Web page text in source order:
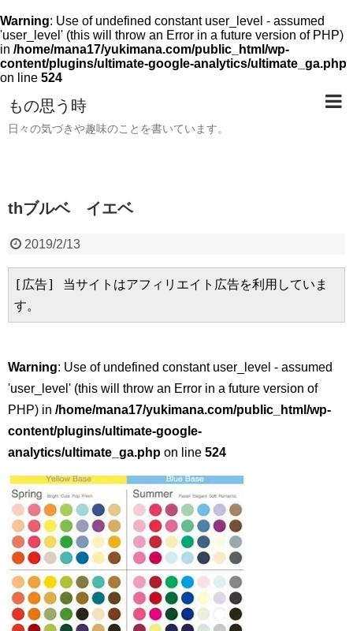
Warning: Use of undefined constant user_level - assumed
'user_level' (this will throw an Error in a future version of PHP)
in /home/mana17/yukimana.com/public_html/wp-
content/plugins/ultimate-google-analytics/ultimate_ga.php
on line 524
もの思う時
日々の気づきや趣味のことを書いています。
thブルベ イエベ
2019/2/13
[広告] 当サイトはアフィリエイト広告を利用していま
す。
Warning: Use of undefined constant user_level - assumed
'user_level' (this will throw an Error in a future version of
PHP) in /home/mana17/yukimana.com/public_html/wp-
content/plugins/ultimate-google-
analytics/ultimate_ga.php on line 524